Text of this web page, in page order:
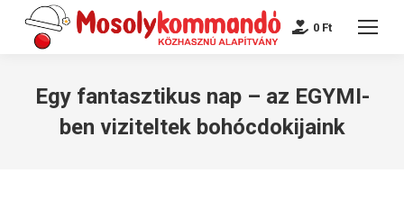
0 Ft
Egy fantasztikus nap – az EGYMI-
ben viziteltek bohócdokijaink